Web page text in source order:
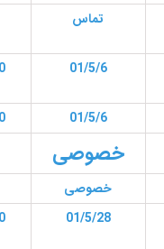
تماس
01/5/6
01/5/6
خصوصی
خصوصی
01/5/28